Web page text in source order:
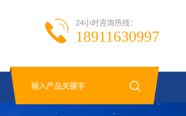
24小时咨询热线：
18911630997